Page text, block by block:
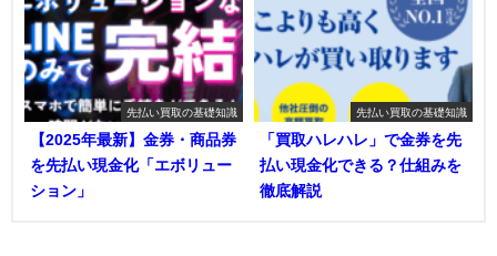
先払い買取の基礎知識
【2025年最新】金券・商品券
を先払い現金化「エボリュー
ション」
先払い買取の基礎知識
「買取ハレハレ」で金券を先
払い現金化できる？仕組みを
徹底解説